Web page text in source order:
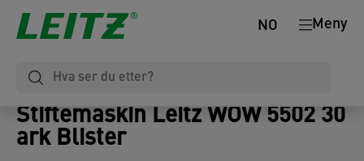
Meny
NO
Stiftemaskin Leitz WOW 5502 30
ark Blister